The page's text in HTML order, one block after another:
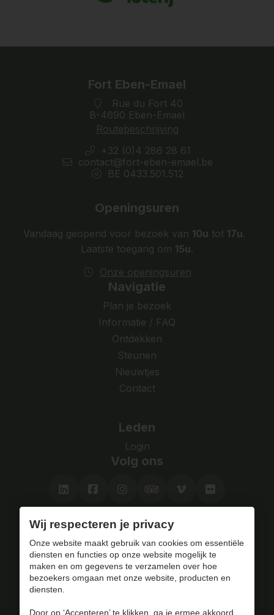
Fort Eben-Emael
Rue du Fort 40
B-4690 Eben-Emael
Routebeschrijving
+32 (0)4 286 28 61
contact@fort-eben-emael.be
BE 0433.501.512
Openingsuren
Vandaag geopend voor bezoek van 10u tot 17u.
Laatste toegang om 15u.
Onze openingsuren
Navigatie
Plan je bezoek
Informatie / FAQ
Ontdekken
Steunen
Nieuwtjes
Contact
Leden
Login
Volg ons
Bezoek het fort
met of zonder gids.
Plan je bezoek
Wij respecteren je privacy
Onze website maakt gebruik van cookies om essentiële
diensten en functies op onze website mogelijk te
maken en om gegevens te verzamelen over hoe
bezoekers omgaan met onze website, producten en
diensten.
Door op ‘Accepteren’ te klikken, ga je ermee akkoord